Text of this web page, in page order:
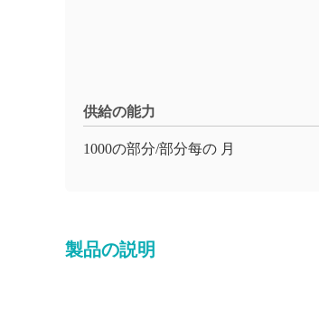
供給の能力
1000の部分/部分每の 月
製品の説明